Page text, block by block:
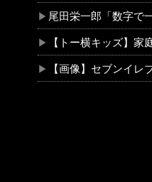
尾田栄一郎「数字で一番になって
【トー横キッズ】家庭環境や毒親とのトラブルに悩む
【画像】セブンイレブンのバ